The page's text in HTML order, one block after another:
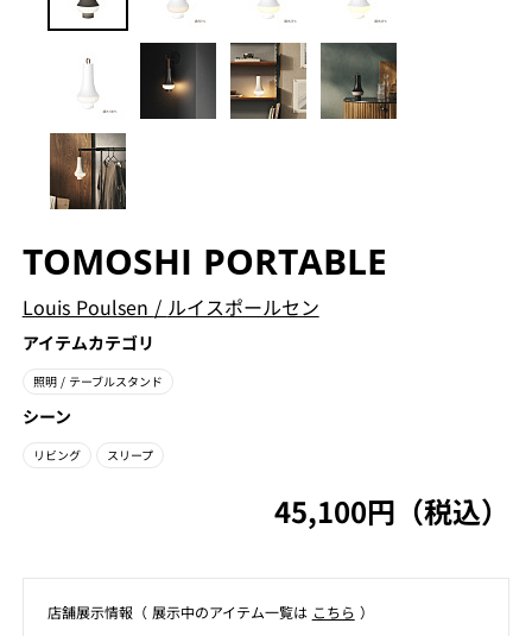
TOMOSHI PORTABLE
Louis Poulsen / ルイスポールセン
アイテムカテゴリ
照明 / テーブルスタンド
シーン
リビング スリープ
45,100円（税込）
店舗展⽰情報（ 展⽰中のアイテム⼀覧は こちら ）